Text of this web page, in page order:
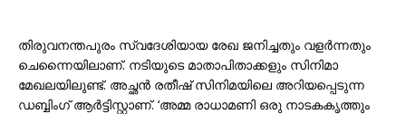
തിരുവനന്തപുരം സ്വദേശിയായ രേഖ ജനിച്ചതും വളർന്നതും
ചെന്നൈയിലാണ്. നടിയുടെ മാതാപിതാക്കളും സിനിമാ
മേഖലയിലുണ്ട്. അച്ഛൻ രതീഷ് സിനിമയിലെ അറിയപ്പെടുന്ന
ഡബ്ബിംഗ് ആർട്ടിസ്റ്റാണ്. ‘അമ്മ രാധാമണി ഒരു നാടകകൃത്തും